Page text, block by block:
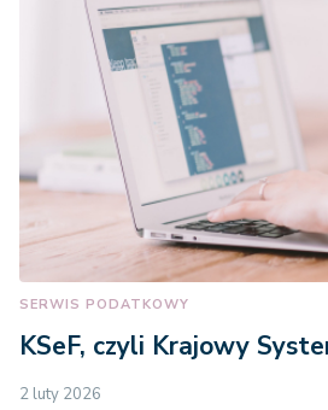
SERWIS PODATKOWY
KSeF, czyli Krajowy
2 luty 2026